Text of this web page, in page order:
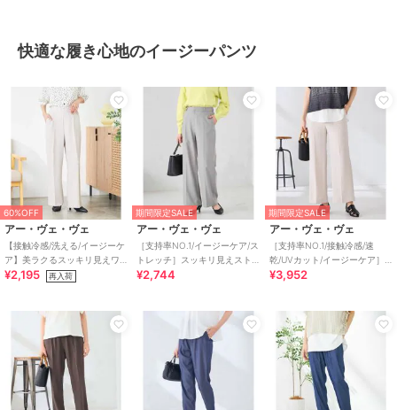
快適な履き心地のイージーパンツ
60%OFF
アー・ヴェ・ヴェ
【接触冷感/洗える/イージーケ
ア】美ラクるスッキリ見えワ
イドパンツ
¥2,195 再入荷
期間限定SALE
アー・ヴェ・ヴェ
［支持率NO.1/イージーケア/ス
トレッチ］スッキリ見えスト
レートパンツ
¥2,744
期間限定SALE
アー・ヴェ・ヴェ
［支持率NO.1/接触冷感/速
乾/UVカット/イージーケア］
スッキリ見えストレートパン
¥3,952